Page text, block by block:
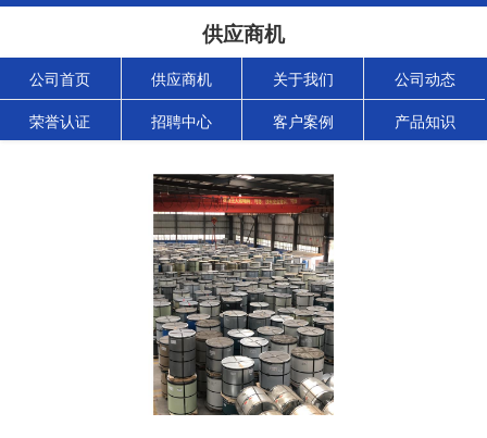
供应商机
公司首页 供应商机 关于我们 公司动态
荣誉认证 招聘中心 客户案例 产品知识